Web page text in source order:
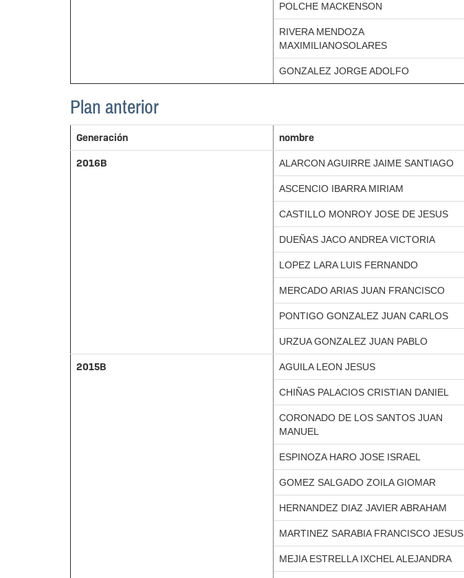
POLCHE MACKENSON
RIVERA MENDOZA
MAXIMILIANOSOLARES
GONZALEZ JORGE ADOLFO
Plan anterior
Generación nombre
2016B ALARCON AGUIRRE JAIME SANTIAGO
ASCENCIO IBARRA MIRIAM
CASTILLO MONROY JOSE DE JESUS
DUEÑAS JACO ANDREA VICTORIA
LOPEZ LARA LUIS FERNANDO
MERCADO ARIAS JUAN FRANCISCO
PONTIGO GONZALEZ JUAN CARLOS
URZUA GONZALEZ JUAN PABLO
2015B AGUILA LEON JESUS
CHIÑAS PALACIOS CRISTIAN DANIEL
CORONADO DE LOS SANTOS JUAN
MANUEL
ESPINOZA HARO JOSE ISRAEL
GOMEZ SALGADO ZOILA GIOMAR
HERNANDEZ DIAZ JAVIER ABRAHAM
MARTINEZ SARABIA FRANCISCO JESUS
MEJIA ESTRELLA IXCHEL ALEJANDRA